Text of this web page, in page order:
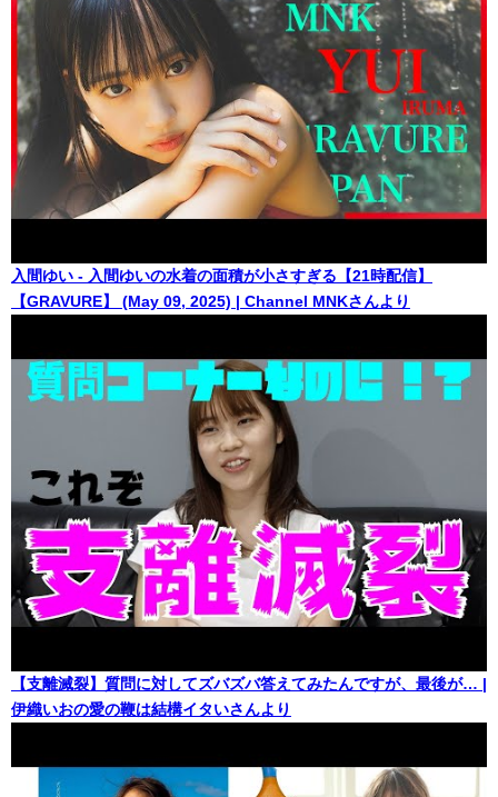
入間ゆい - 入間ゆいの水着の面積が小さすぎる【21時配信】
【GRAVURE】 (May 09, 2025) | Channel MNKさんより
【支離滅裂】質問に対してズバズバ答えてみたんですが、最後が… |
伊織いおの愛の鞭は結構イタいさんより